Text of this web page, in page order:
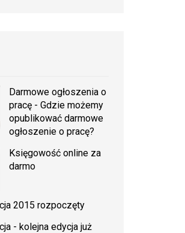
Darmowe ogłoszenia o
pracę - Gdzie możemy
opublikować darmowe
ogłoszenie o pracę?
Księgowość online za
darmo
2015 rozpoczęty
- kolejna edycja już